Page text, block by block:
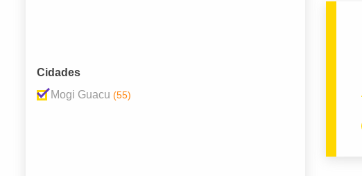
Teatros
Cidades
Mogi Guacu (55)